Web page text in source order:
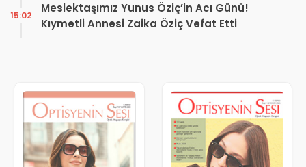
Meslektaşımız Yunus Öziç’in Acı Günü!
Kıymetli Annesi Zaika Öziç Vefat Etti
15:02